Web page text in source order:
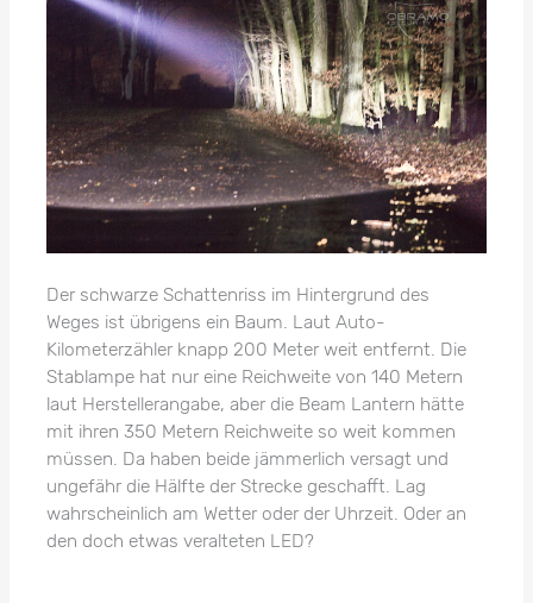
Der schwarze Schattenriss im Hintergrund des
Weges ist übrigens ein Baum. Laut Auto-
Kilometerzähler knapp 200 Meter weit entfernt. Die
Stablampe hat nur eine Reichweite von 140 Metern
laut Herstellerangabe, aber die Beam Lantern hätte
mit ihren 350 Metern Reichweite so weit kommen
müssen. Da haben beide jämmerlich versagt und
ungefähr die Hälfte der Strecke geschafft. Lag
wahrscheinlich am Wetter oder der Uhrzeit. Oder an
den doch etwas veralteten LED?